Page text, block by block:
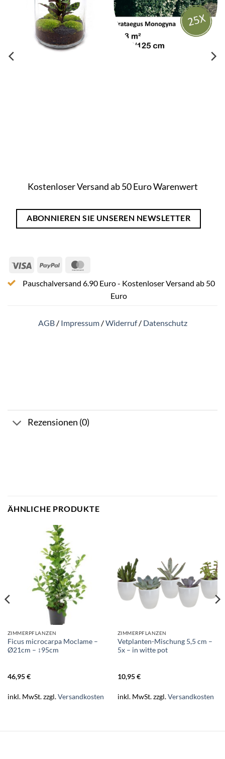
Kostenloser Versand ab 50 Euro Warenwert
ABONNIEREN SIE UNSEREN NEWSLETTER
Visa PayPal
Pauschalversand 6.90 Euro - Kostenloser Versand ab 50
Euro
AGB/ Impressum/Widerruf/ Datenschutz
Rezensionen (0)
ÄHNLICHE PRODUKTE
ZIMMERPFLANZEN
Ficus microcarpa Moclame –
Ø21cm – ↕95cm
46,95€
inkl. MwSt.zzgl.Versandkosten
ZIMMERPFLANZEN
Vetplanten-Mischung 5,5 cm –
5x – in witte pot
10,95€
inkl. MwSt.zzgl.Versandkosten